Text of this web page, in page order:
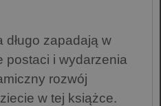
zapadają w
postaci i wydarzenia
rozwój
w tej książce.